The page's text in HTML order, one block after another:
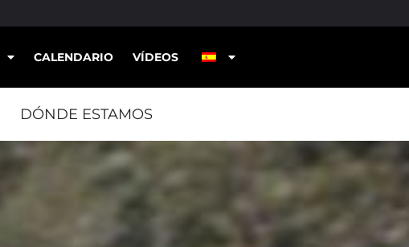
CALENDARIO VÍDEOS
DÓNDE ESTAMOS